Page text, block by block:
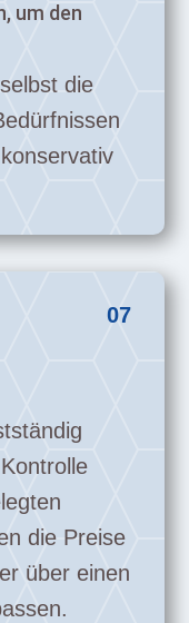
um den
die
07
die Preise
über einen